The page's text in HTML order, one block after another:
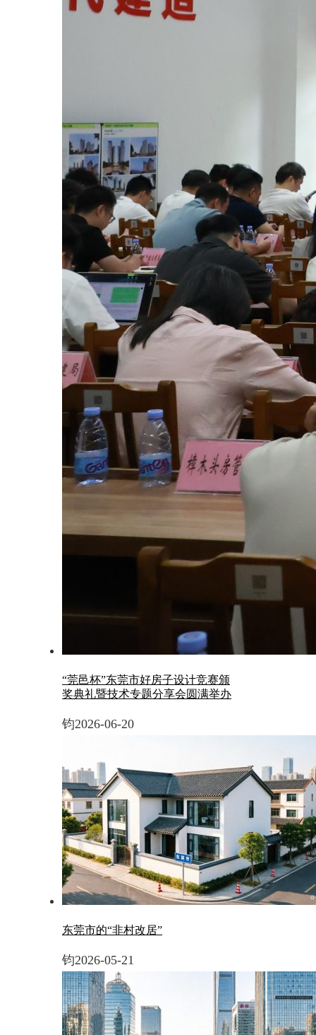
“莞邑杯”东莞市好房子设计竞赛颁
奖典礼暨技术专题分享会圆满举办
钧2026-06-20
东莞市的“非村改居”
钧2026-05-21